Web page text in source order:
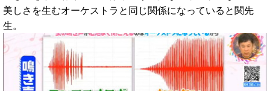
美しさを生むオーケストラと同じ関係になっていると関先
生。